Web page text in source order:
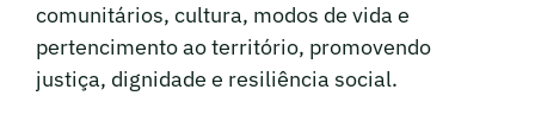
comunitários, cultura, modos de vida e
pertencimento ao território, promovendo
justiça, dignidade e resiliência social.